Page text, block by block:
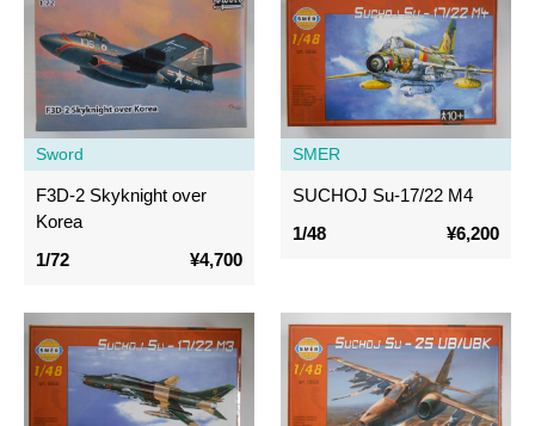
Sword
F3D-2 Skyknight over
Korea
1/72
¥4,700
SMER
SUCHOJ Su-17/22 M4
1/48
¥6,200